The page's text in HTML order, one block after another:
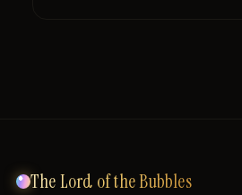
The Lord of the Bubbles